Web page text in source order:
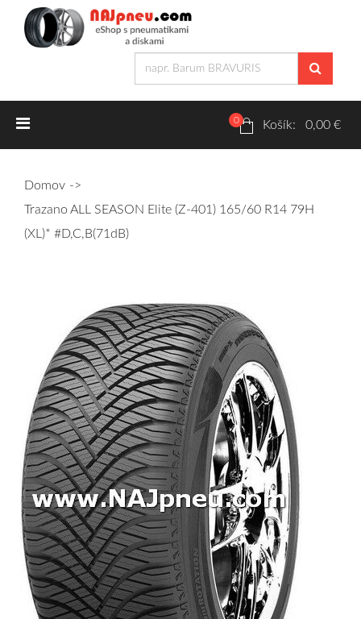
Letné pneumatiky
Dodávkové + malé úžitkové
Osobné/crossover + malé úžitkové
SUV/crossover + OFFRoad-ové
Dodávkové + malé úžitkové
Celoročné pneumatiky
Osobné/crossover + malé úžitkové
SUV/crossover + OFFRoad-ové
Dodávkové + malé úžitkové
Disky
0 Košík: 0,00 €
Domov
Trazano ALL SEASON Elite (Z-401) 165/60 R14 79H
(XL)* #D,C,B(71dB)